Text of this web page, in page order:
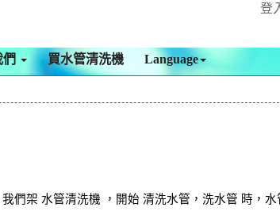
登
們 買水管清洗機 Language
們架 水管清洗機 ，開始 清洗水管，洗水管 時，